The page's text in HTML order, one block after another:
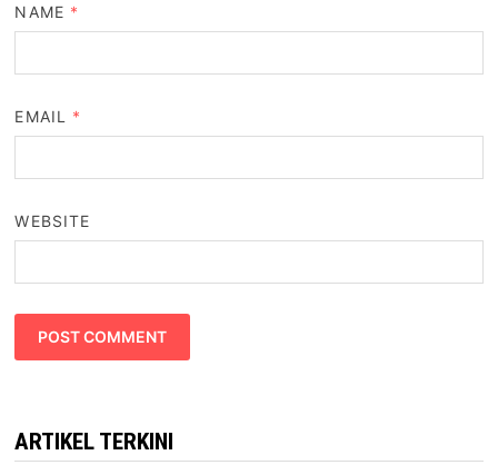
NAME *
EMAIL *
WEBSITE
ARTIKEL TERKINI